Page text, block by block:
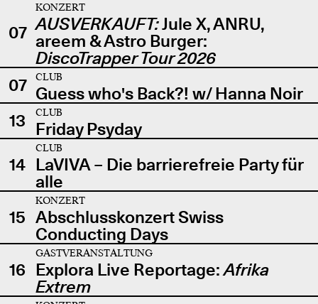
07
KONZERT
AUSVERKAUFT:Jule X, ANRU,
areem & Astro Burger:
DiscoTrapper Tour 2026
07
CLUB
Guess who's Back?! w/ Hanna Noir
13
CLUB
Friday Psyday
14
CLUB
LaVIVA – Die barrierefreie Party für
alle
15
KONZERT
Abschlusskonzert Swiss
Conducting Days
16
GASTVERANSTALTUNG
Explora Live Reportage:Afrika
Extrem